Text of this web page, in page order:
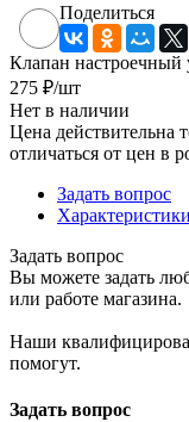
Поделиться
Клапан
275 ₽/шт
Нет в наличии
Цена действительна
отличаться от цен в
Задать вопрос
Характеристики
Задать вопрос
Вы можете задать
или работе магазина.
Наши
помогут.
Задать вопрос